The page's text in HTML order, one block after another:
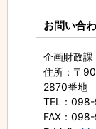
お問い合
企画財政課
住所 ：〒
2870番地
TEL
：
FAX ：